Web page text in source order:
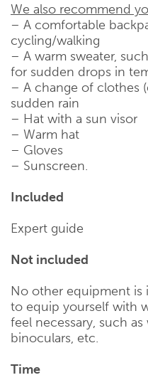
We also recommend
– A comfortable
cycling/walking
– A warm sweater,
for sudden drops in
– A change of clothes
sudden rain
– Hat with a sun visor
– Warm hat
– Gloves
– Sunscreen.
Included
Expert guide
Not included
No other equipment is
to equip yourself with
feel necessary, such as
binoculars, etc.
Time